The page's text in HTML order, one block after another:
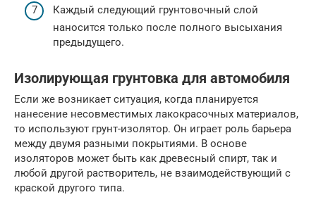
Каждый следующий грунтовочный слой
наносится только после полного высыхания
предыдущего.
Изолирующая грунтовка для автомобиля
Если же возникает ситуация, когда планируется
нанесение несовместимых лакокрасочных материалов,
то используют грунт-изолятор. Он играет роль барьера
между двумя разными покрытиями. В основе
изоляторов может быть как древесный спирт, так и
любой другой растворитель, не взаимодействующий с
краской другого типа.